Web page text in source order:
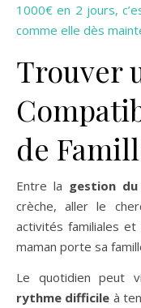
1000€ en 2 jours,
comme elle dès
Trouver
de
Entre la gestion du
crèche, aller le
activités familiales
maman porte sa
Le quotidien peut
rythme difficile à